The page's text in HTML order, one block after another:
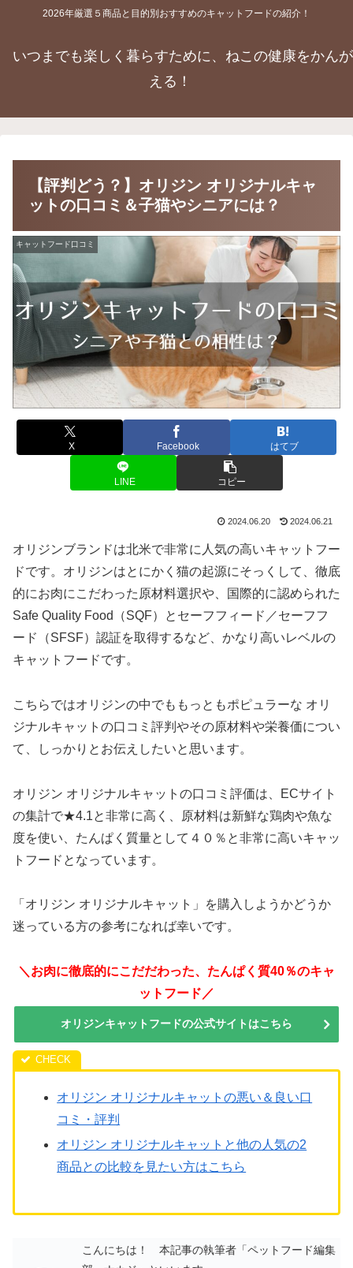
2026年厳選５商品と目的別おすすめのキャットフードの紹介！
いつまでも楽しく暮らすために、ねこの健康をかんが
える！
【評判どう？】オリジン オリジナルキャ
ットの口コミ＆子猫やシニアには？
キャットフード口コミ
X Facebook はてブ
LINE コピー
2024.06.20 2024.06.21
オリジンブランドは北米で非常に人気の高いキャットフー
ドです。オリジンはとにかく猫の起源にそっくして、徹底
的にお肉にこだわった原材料選択や、国際的に認められた
Safe Quality Food（SQF）とセーフフィード／セーフフ
ード（SFSF）認証を取得するなど、かなり高いレベルの
キャットフードです。
こちらではオリジンの中でももっともポピュラーな オリ
ジナルキャットの口コミ評判やその原材料や栄養価につい
て、しっかりとお伝えしたいと思います。
オリジン オリジナルキャットの口コミ評価は、ECサイト
の集計で★4.1と非常に高く、原材料は新鮮な鶏肉や魚な
度を使い、たんぱく質量として４０％と非常に高いキャッ
トフードとなっています。
「オリジン オリジナルキャット」を購入しようかどうか
迷っている方の参考になれば幸いです。
＼お肉に徹底的にこだだわった、たんぱく質40％のキャ
ットフード／
オリジンキャットフードの公式サイトはこちら
オリジン オリジナルキャットの悪い＆良い口
コミ・評判
オリジン オリジナルキャットと他の人気の2
商品との比較を見たい方はこちら
こんにちは！ 本記事の執筆者「ペットフード編集